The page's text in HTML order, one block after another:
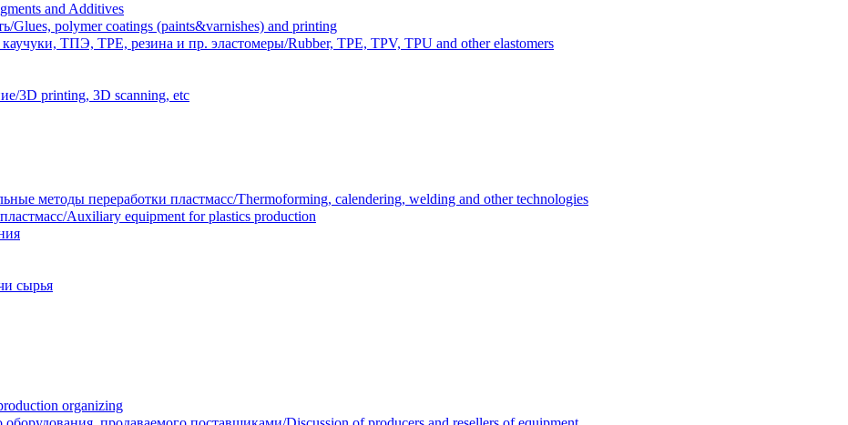
and Additives
polymer coatings (paints&varnishes) and printing
ТПЭ, TPE, резина и пр. эластомеры/Rubber, TPE, TPV, TPU and other elastomers
3D printing, 3D scanning, etc
методы переработки пластмасс/Thermoforming, calendering, welding and other technologies
Auxiliary equipment for plastics production
сырья
organizing